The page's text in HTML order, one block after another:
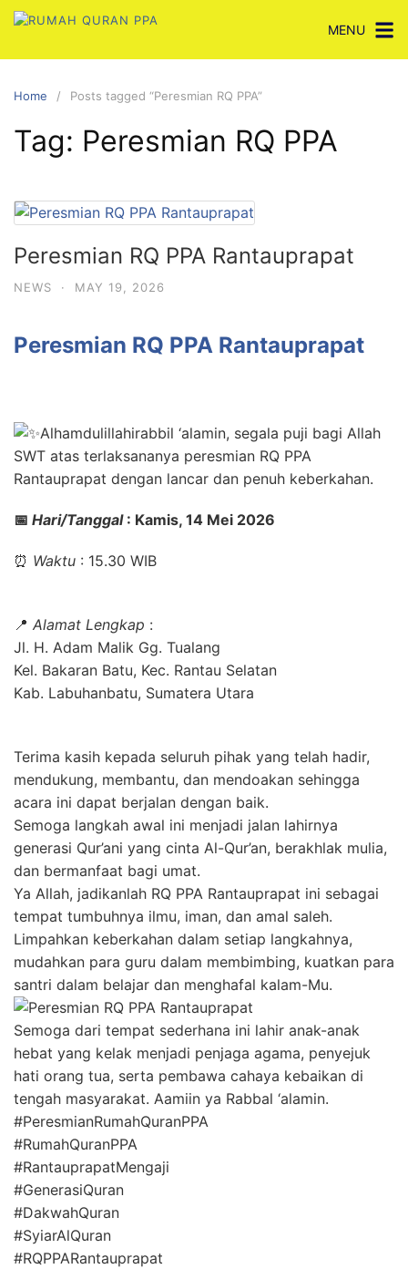
Skip
content
MENU
Home Posts tagged “Peresmian RQ PPA”
Tag: Peresmian RQ PPA
Peresmian RQ PPA Rantauprapat
NEWS · MAY 19, 2026
Peresmian RQ PPA Rantauprapat
Alhamdulillahirabbil ‘alamin, segala puji bagi Allah
SWT atas terlaksananya peresmian RQ PPA
Rantauprapat dengan lancar dan penuh keberkahan.
📅 Hari/Tanggal: Kamis, 14 Mei 2026
⏰ Waktu : 15.30 WIB
📍 Alamat Lengkap :
Jl. H. Adam Malik Gg. Tualang
Kel. Bakaran Batu, Kec. Rantau Selatan
Kab. Labuhanbatu, Sumatera Utara
Terima kasih kepada seluruh pihak yang telah hadir,
mendukung, membantu, dan mendoakan sehingga
acara ini dapat berjalan dengan baik.
Semoga langkah awal ini menjadi jalan lahirnya
generasi Qur’ani yang cinta Al-Qur’an, berakhlak mulia,
dan bermanfaat bagi umat.
Ya Allah, jadikanlah RQ PPA Rantauprapat ini sebagai
tempat tumbuhnya ilmu, iman, dan amal saleh.
Limpahkan keberkahan dalam setiap langkahnya,
mudahkan para guru dalam membimbing, kuatkan para
santri dalam belajar dan menghafal kalam-Mu.
Semoga dari tempat sederhana ini lahir anak-anak
hebat yang kelak menjadi penjaga agama, penyejuk
hati orang tua, serta pembawa cahaya kebaikan di
tengah masyarakat. Aamiin ya Rabbal ‘alamin.
#PeresmianRumahQuranPPA
#RumahQuranPPA
#RantauprapatMengaji
#GenerasiQuran
#DakwahQuran
#SyiarAlQuran
#RQPPARantauprapat